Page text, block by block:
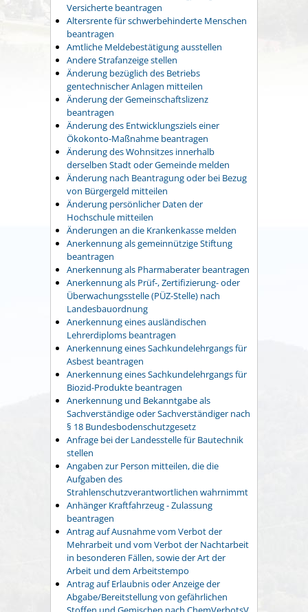
Versicherte beantragen
Altersrente für schwerbehinderte Menschen
beantragen
Amtliche Meldebestätigung ausstellen
Andere Strafanzeige stellen
Änderung bezüglich des Betriebs
gentechnischer Anlagen mitteilen
Änderung der Gemeinschaftslizenz
beantragen
Änderung des Entwicklungsziels einer
Ökokonto-Maßnahme beantragen
Änderung des Wohnsitzes innerhalb
derselben Stadt oder Gemeinde melden
Änderung nach Beantragung oder bei Bezug
von Bürgergeld mitteilen
Änderung persönlicher Daten der
Hochschule mitteilen
Änderungen an die Krankenkasse melden
Anerkennung als gemeinnützige Stiftung
beantragen
Anerkennung als Pharmaberater beantragen
Anerkennung als Prüf-, Zertifizierung- oder
Überwachungsstelle (PÜZ-Stelle) nach
Landesbauordnung
Anerkennung eines ausländischen
Lehrerdiploms beantragen
Anerkennung eines Sachkundelehrgangs für
Asbest beantragen
Anerkennung eines Sachkundelehrgangs für
Biozid-Produkte beantragen
Anerkennung und Bekanntgabe als
Sachverständige oder Sachverständiger nach
§ 18 Bundesbodenschutzgesetz
Anfrage bei der Landesstelle für Bautechnik
stellen
Angaben zur Person mitteilen, die die
Aufgaben des
Strahlenschutzverantwortlichen wahrnimmt
Anhänger Kraftfahrzeug - Zulassung
beantragen
Antrag auf Ausnahme vom Verbot der
Mehrarbeit und vom Verbot der Nachtarbeit
in besonderen Fällen, sowie der Art der
Arbeit und dem Arbeitstempo
Antrag auf Erlaubnis oder Anzeige der
Abgabe/Bereitstellung von gefährlichen